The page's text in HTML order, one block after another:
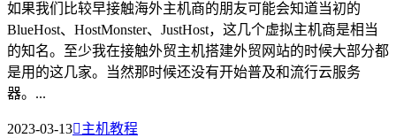
如果我们比较早接触海外主机商的朋友可能会知道当初的
BlueHost、HostMonster、JustHost，这几个虚拟主机商是相当
的知名。至少我在接触外贸主机搭建外贸网站的时候大部分都
是用的这几家。当然那时候还没有开始普及和流行云服务
器。...
2023-03-13主机教程